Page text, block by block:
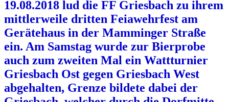
19.08.2018 lud die FF Griesbach zu ihrem
mittlerweile dritten Feiawehrfest am
Gerätehaus in der Mamminger Straße
ein. Am Samstag wurde zur Bierprobe
auch zum zweiten Mal ein Wattturnier
Griesbach Ost gegen Griesbach West
abgehalten, Grenze bildete dabei der